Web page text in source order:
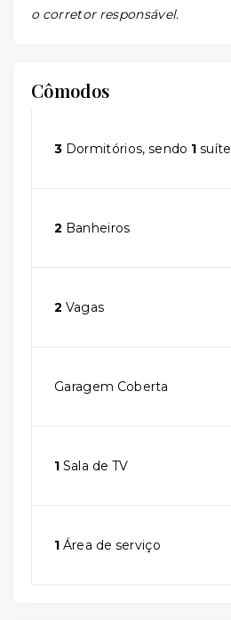
o corretor responsável.
Cômodos
3 Dormitórios, sendo 1 suíte
2 Banheiros
2 Vagas
Garagem Coberta
1 Sala de TV
1 Área de serviço